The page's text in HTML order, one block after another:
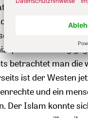
eine Rolle.
wie vor das
Haltung
betrachtet man die
ist der Westen
und ein
Der Islam konnte